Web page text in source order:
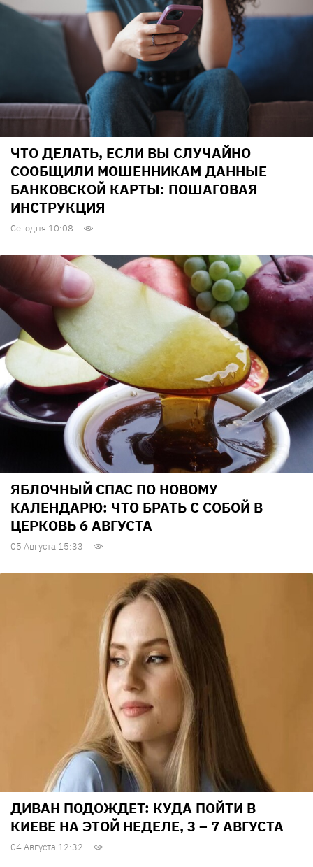
ЧТО ДЕЛАТЬ, ЕСЛИ ВЫ СЛУЧАЙНО
СООБЩИЛИ МОШЕННИКАМ ДАННЫЕ
БАНКОВСКОЙ КАРТЫ: ПОШАГОВАЯ
ИНСТРУКЦИЯ
Сегодня 10:08
ЯБЛОЧНЫЙ СПАС ПО НОВОМУ
КАЛЕНДАРЮ: ЧТО БРАТЬ С СОБОЙ В
ЦЕРКОВЬ 6 АВГУСТА
05 Августа 15:33
ДИВАН ПОДОЖДЕТ: КУДА ПОЙТИ В
КИЕВЕ НА ЭТОЙ НЕДЕЛЕ, 3 – 7 АВГУСТА
04 Августа 12:32